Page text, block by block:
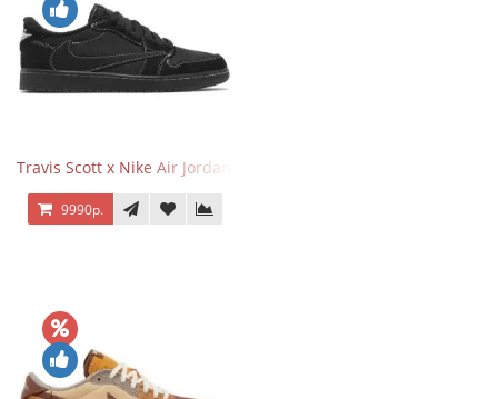
Travis Scott x Nike Air Jordan 1 Retro Low OG SP Black Phantom
9990р.